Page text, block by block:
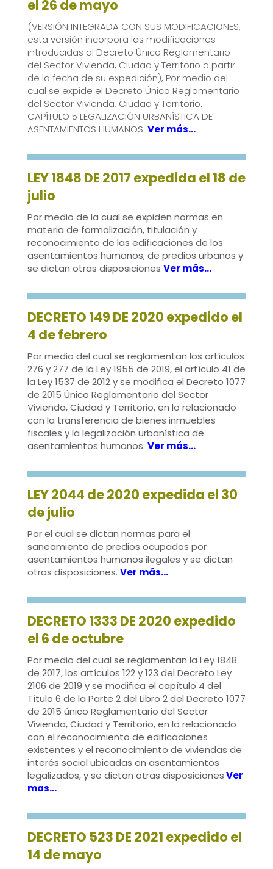
el 26 de mayo
(VERSIÓN INTEGRADA CON SUS MODIFICACIONES,
esta versión incorpora las modificaciones
introducidas al Decreto Único Reglamentario
del Sector Vivienda, Ciudad y Territorio a partir
de la fecha de su expedición), Por medio del
cual se expide el Decreto Único Reglamentario
del Sector Vivienda, Ciudad y Territorio.
CAPÍTULO 5 LEGALIZACIÓN URBANÍSTICA DE
ASENTAMIENTOS HUMANOS. Ver más…
LEY 1848 DE 2017 expedida el 18 de
julio
Por medio de la cual se expiden normas en
materia de formalización, titulación y
reconocimiento de las edificaciones de los
asentamientos humanos, de predios urbanos y
se dictan otras disposiciones Ver más…
DECRETO 149 DE 2020 expedido el
4 de febrero
Por medio del cual se reglamentan los artículos
276 y 277 de la Ley 1955 de 2019, el artículo 41 de
la Ley 1537 de 2012 y se modifica el Decreto 1077
de 2015 Único Reglamentario del Sector
Vivienda, Ciudad y Territorio, en lo relacionado
con la transferencia de bienes inmuebles
fiscales y la legalización urbanística de
asentamientos humanos. Ver más…
LEY 2044 de 2020 expedida el 30
de julio
Por el cual se dictan normas para el
saneamiento de predios ocupados por
asentamientos humanos ilegales y se dictan
otras disposiciones. Ver más…
DECRETO 1333 DE 2020 expedido
el 6 de octubre
Por medio del cual se reglamentan la Ley 1848
de 2017, los artículos 122 y 123 del Decreto Ley
2106 de 2019 y se modifica el capítulo 4 del
Título 6 de la Parte 2 del Libro 2 del Decreto 1077
de 2015 único Reglamentario del Sector
Vivienda, Ciudad y Territorio, en lo relacionado
con el reconocimiento de edificaciones
existentes y el reconocimiento de viviendas de
interés social ubicadas en asentamientos
legalizados, y se dictan otras disposicionesVer
mas…
DECRETO 523 DE 2021 expedido el
14 de mayo